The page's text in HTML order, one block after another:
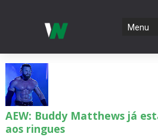
AEW: Buddy Matthews já
aos ringues